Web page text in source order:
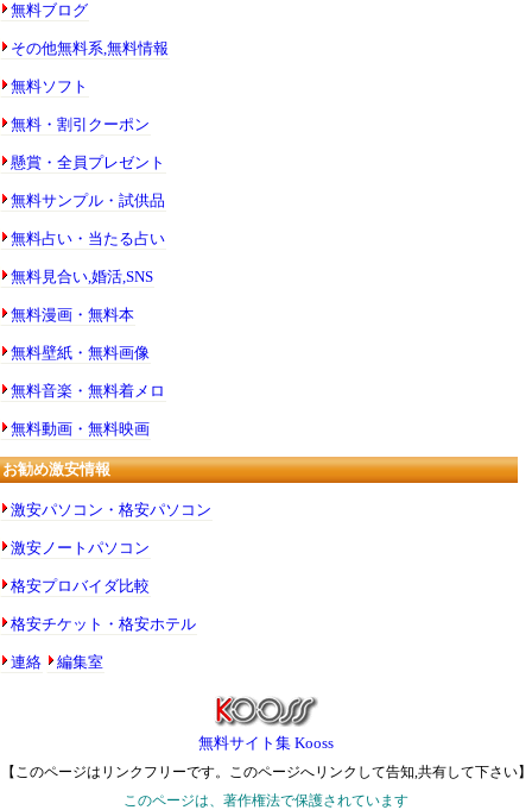
無料ブログ
その他無料系,無料情報
無料ソフト
無料・割引クーポン
懸賞・全員プレゼント
無料サンプル・試供品
無料占い・当たる占い
無料見合い,婚活,SNS
無料漫画・無料本
無料壁紙・無料画像
無料音楽・無料着メロ
無料動画・無料映画
お勧め激安情報
激安パソコン・格安パソコン
激安ノートパソコン
格安プロバイダ比較
格安チケット・格安ホテル
連絡 編集室
無料サイト集 Kooss
【このページはリンクフリーです。このページへリンクして告知,共有して下さい】
このページは、著作権法で保護されています